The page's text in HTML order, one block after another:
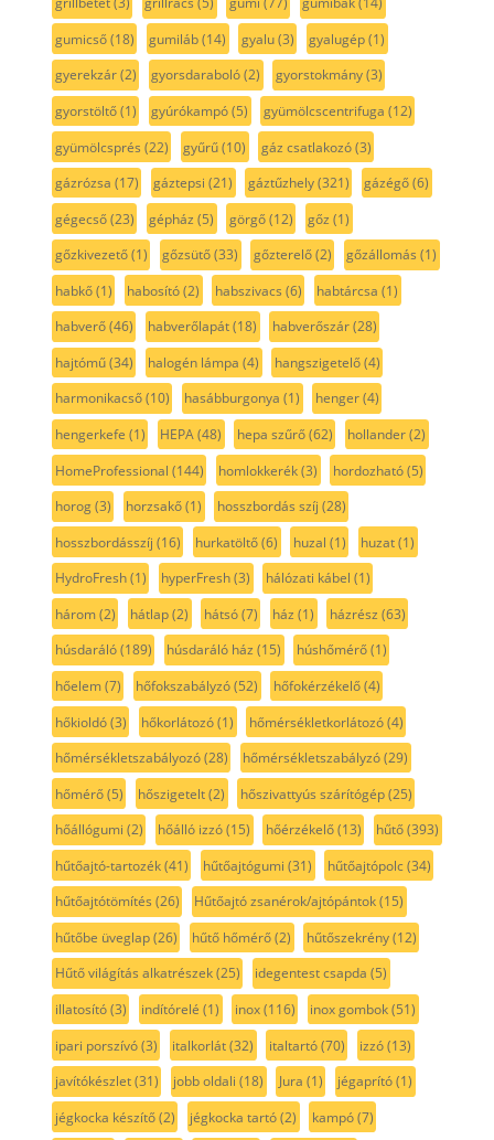
gumicső(18) gumiláb(14) gyalu(3) gyalugép(1)
gyerekzár(2) gyorsdaraboló(2) gyorstokmány(3)
gyorstöltő(1) gyúrókampó(5) gyümölcscentrifuga (12)
gyümölcsprés (22) gyűrű(10) gáz csatlakozó(3)
gázrózsa (17) gáztepsi (21) gáztűzhely(321) gázégő(6)
gégecső(23) gépház (5) görgő(12) gőz (1)
gőzkivezető(1) gőzsütő(33) gőzterelő(2) gőzállomás (1)
habkő(1) habosító(2) habszivacs (6) habtárcsa (1)
habverő(46) habverőlapát(18) habverőszár(28)
hajtómű(34) halogén lámpa (4) hangszigetelő(4)
harmonikacső(10) hasábburgonya (1) henger(4)
hengerkefe (1) HEPA(48) hepa szűrő(62) hollander(2)
HomeProfessional (144) homlokkerék(3) hordozható(5)
horog(3) horzsakő(1) hosszbordás szíj (28)
hosszbordásszíj (16) hurkatöltő(6) huzal (1) huzat(1)
HydroFresh(1) hyperFresh(3) hálózati kábel (1)
három(2) hátlap(2) hátsó(7) ház (1) házrész (63)
húsdaráló(189) húsdaráló ház (15) húshőmérő(1)
hőelem(7) hőfokszabályzó(52) hőfokérzékelő(4)
hőkioldó(3) hőkorlátozó(1) hőmérsékletkorlátozó(4)
hőmérsékletszabályozó(28) hőmérsékletszabályzó(29)
hőmérő(5) hőszigetelt(2) hőszivattyús szárítógép(25)
hőállógumi (2) hőálló izzó(15) hőérzékelő(13) hűtő(393)
hűtőajtó-tartozék(41) hűtőajtógumi (31) hűtőajtópolc(34)
hűtőajtótömítés (26) Hűtőajtó zsanérok/ajtópántok(15)
hűtőbe üveglap(26) hűtő hőmérő(2) hűtőszekrény(12)
Hűtő világítás alkatrészek(25) idegentest csapda (5)
illatosító(3) indítórelé (1) inox(116) inox gombok(51)
ipari porszívó(3) italkorlát(32) italtartó(70) izzó(13)
javítókészlet(31) jobb oldali (18) Jura (1) jégaprító(1)
jégkocka készítő(2) jégkocka tartó(2) kampó(7)